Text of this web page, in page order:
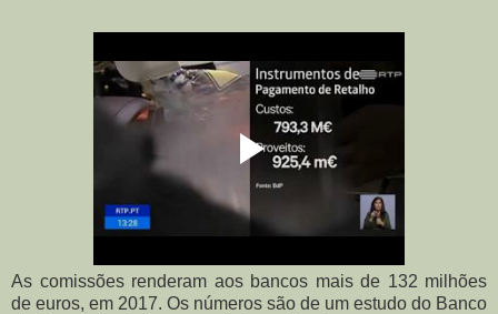
As comissões renderam aos bancos mais de 132 milhões
de euros, em 2017. Os números são de um estudo do Banco